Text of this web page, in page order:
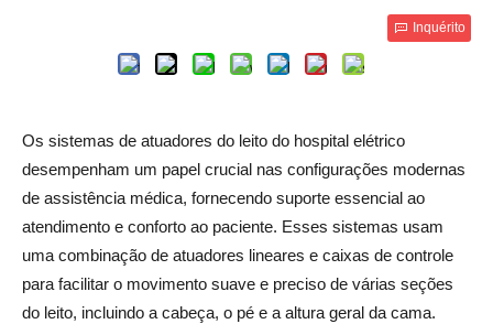
Inquérito
Os sistemas de atuadores do leito do hospital elétrico
desempenham um papel crucial nas configurações modernas
de assistência médica, fornecendo suporte essencial ao
atendimento e conforto ao paciente. Esses sistemas usam
uma combinação de atuadores lineares e caixas de controle
para facilitar o movimento suave e preciso de várias seções
do leito, incluindo a cabeça, o pé e a altura geral da cama.